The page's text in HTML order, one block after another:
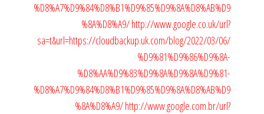
%D8%A7%D9%84%D8%B1%D9%85%D9%8A%D8%AB%D9
%8A%D8%A9/http://www.google.co.uk/url?
sa=t&url=https://cloudbackup.uk.com/blog/2022/03/06/
%D9%81%D9%86%D9%8A-
%D8%AA%D9%83%D9%8A%D9%8A%D9%81-
%D8%A7%D9%84%D8%B1%D9%85%D9%8A%D8%AB%D9
%8A%D8%A9/http://www.google.com.br/url?